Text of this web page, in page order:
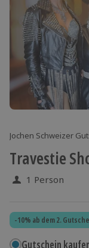
Jochen Schweizer
Travestie
1 Person
-10% ab dem 2.
Gutschein